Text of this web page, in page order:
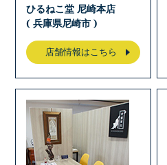
ひるねこ堂 尼崎本店
( 兵庫県尼崎市 )
店舗情報はこちら